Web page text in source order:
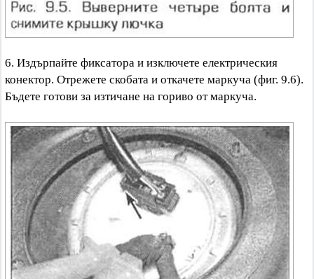
6. Издърпайте фиксатора и изключете електрическия
конектор. Отрежете скобата и откачете маркуча (фиг. 9.6).
Бъдете готови за изтичане на гориво от маркуча.